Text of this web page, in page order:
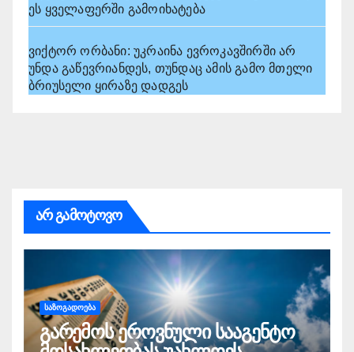
ეს ყველაფერში გამოიხატება
ვიქტორ ორბანი: უკრაინა ევროკავშირში არ
უნდა გაწევრიანდეს, თუნდაც ამის გამო მთელი
ბრიუსელი ყირაზე დადგეს
არ გამოტოვო
ᲡᲐᲖᲝᲒᲐᲓᲝᲔᲑᲐ
გარემოს ეროვნული სააგენტო